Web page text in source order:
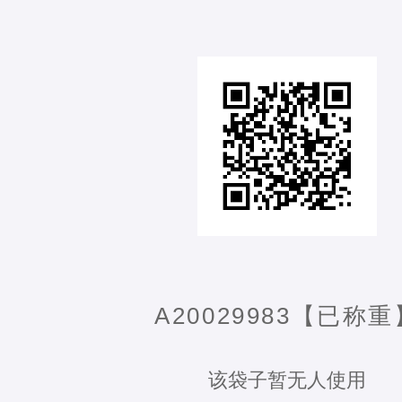
A20029983【已称重
该袋子暂无人使用